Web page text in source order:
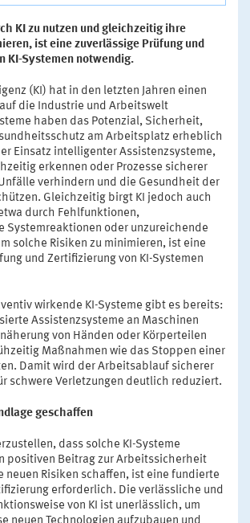
KI zu nutzen und gleichzeitig ihre
ist eine zuverlässige Prüfung und
KI-Systemen notwendig.
(KI) hat in den letzten Jahren einen
die Industrie und Arbeitswelt
haben das Potenzial, Sicherheit,
am Arbeitsplatz erheblich
Einsatz intelligenter Assistenzsysteme,
erkennen oder Prozesse sicherer
verhindern und die Gesundheit der
Gleichzeitig birgt KI jedoch auch
durch Fehlfunktionen,
Systemreaktionen oder unzureichende
solche Risiken zu minimieren, ist eine
und Zertifizierung von KI-Systemen
wirkende KI-Systeme gibt es bereits:
Assistenzsysteme an Maschinen
von Händen oder Körperteilen
Maßnahmen wie das Stoppen einer
Damit wird der Arbeitsablauf sicherer
schwere Verletzungen deutlich reduziert.
geschaffen
dass solche KI-Systeme
positiven Beitrag zur Arbeitssicherheit
neuen Risiken schaffen, ist eine fundierte
erforderlich. Die verlässliche und
von KI ist unerlässlich, um